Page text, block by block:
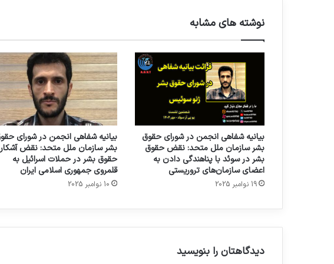
نوشته های مشابه
بیانیه شفاهی انجمن در شورای حقوق
بشر سازمان ملل متحد: نقض حقوق
بشر در سوئد با پناهندگی دادن به
اعضای سازمان‌های تروریستی
19 نوامبر 2025
بیانیه شفاهی انجمن در شورای
بشر سازمان ملل متحد: نقض آشکار
حقوق بشر در حملات اسرائیل به
قلمروی جمهوری اسلامی ایران
10 نوامبر 2025
دیدگاهتان را بنویسید